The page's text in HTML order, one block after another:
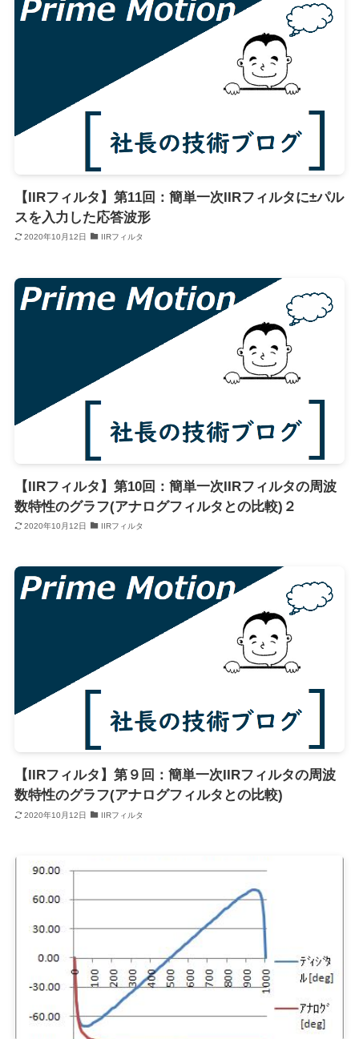
【IIRフィルタ】第11回：簡単一次IIRフィルタに±パル
スを入力した応答波形
2020年10月12日 IIRフィルタ
【IIRフィルタ】第10回：簡単一次IIRフィルタの周波
数特性のグラフ(アナログフィルタとの比較)２
2020年10月12日 IIRフィルタ
【IIRフィルタ】第９回：簡単一次IIRフィルタの周波
数特性のグラフ(アナログフィルタとの比較)
2020年10月12日 IIRフィルタ